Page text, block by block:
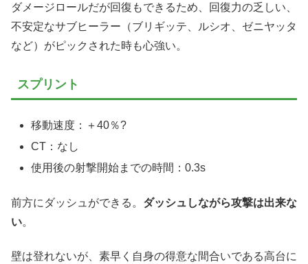
ダメージロールだが回復もできるため、回復力の乏しい、
不安定なサブヒーラー（ブリギッテ、ルシオ、ゼニヤッタ
など）がピックされた時も心強い。
スプリント
移動速度：＋40％?
CT：なし
使用後の射撃開始までの時間：0.3s
前方にダッシュができる。 ダッシュしながら攻撃は出来な
い。
壁は登れないが、素早く自身の得意な間合いである高台に